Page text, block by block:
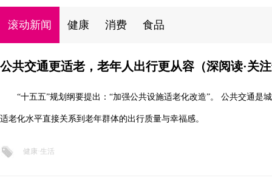
滚动新闻 健康 消费 食品
公共交通更适老，老年人出行更从容（深阅读·关
“十五五”规划纲要提出：“加强公共设施适老化改造”。 公共交通是
适老化水平直接关系到老年群体的出行质量与幸福感。
健康·生活